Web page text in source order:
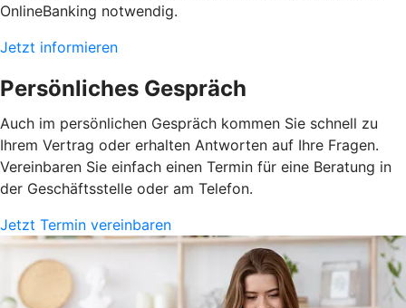
OnlineBanking notwendig.
Jetzt informieren
Persönliches Gespräch
Auch im persönlichen Gespräch kommen Sie schnell zu
Ihrem Vertrag oder erhalten Antworten auf Ihre Fragen.
Vereinbaren Sie einfach einen Termin für eine Beratung in
der Geschäftsstelle oder am Telefon.
Jetzt Termin vereinbaren